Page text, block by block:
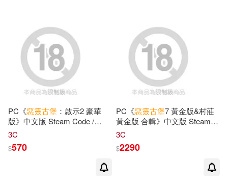
PC《惡靈古堡 ：啟示2 豪華
版》中文版 Steam Code /
Steam Key 數位下載版 ⚘ 台灣
3C
$570
PC《惡靈古堡7 黃金版&村莊
黃金版 合輯》中文版 Steam
Code / Steam Key 數位下載版
3C
$2290